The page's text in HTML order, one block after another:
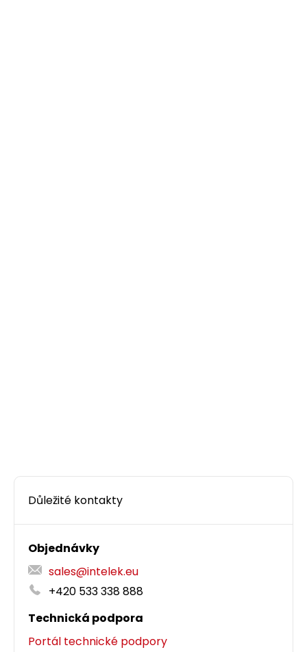
Důležité kontakty
Objednávky
sales@intelek.eu
+420 533 338 888
Technická podpora
Portál technické podpory